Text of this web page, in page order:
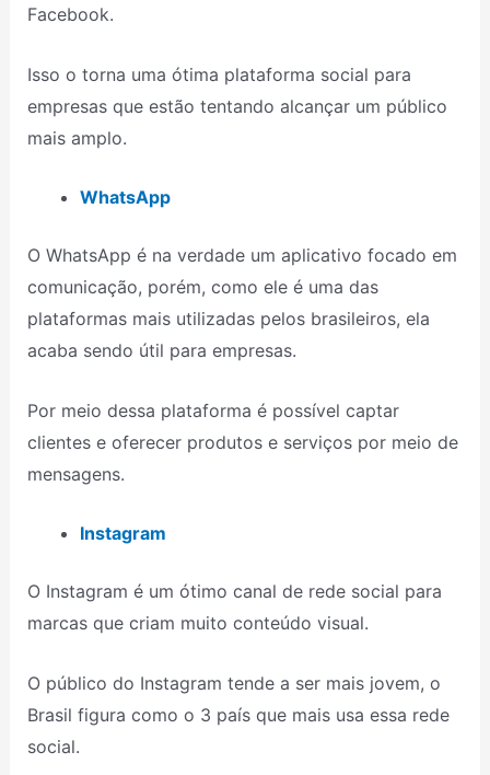
Facebook.
Isso o torna uma ótima plataforma social para
empresas que estão tentando alcançar um público
mais amplo.
WhatsApp
O WhatsApp é na verdade um aplicativo focado em
comunicação, porém, como ele é uma das
plataformas mais utilizadas pelos brasileiros, ela
acaba sendo útil para empresas.
Por meio dessa plataforma é possível captar
clientes e oferecer produtos e serviços por meio de
mensagens.
Instagram
O Instagram é um ótimo canal de rede social para
marcas que criam muito conteúdo visual.
O público do Instagram tende a ser mais jovem, o
Brasil figura como o 3 país que mais usa essa rede
social.